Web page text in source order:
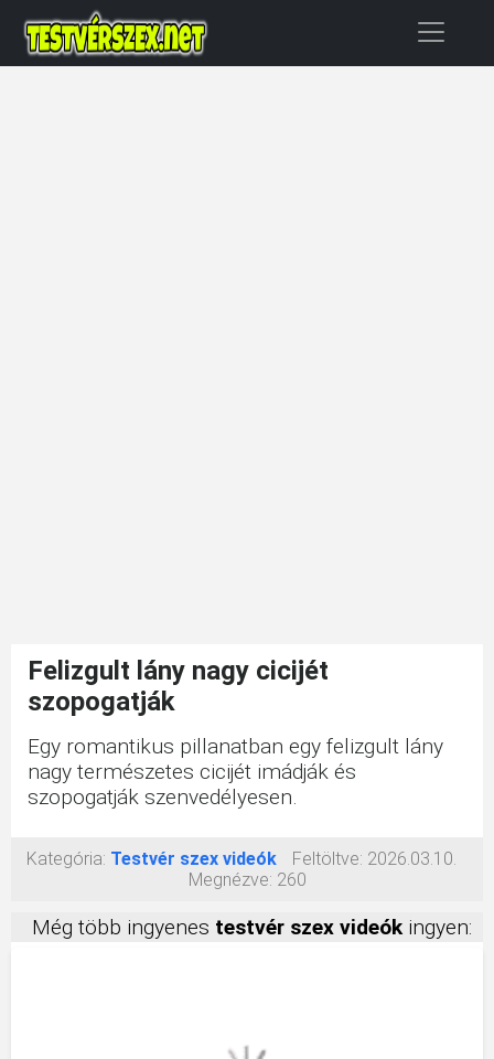
Felizgult lány nagy cicijét
szopogatják
Egy romantikus pillanatban egy felizgult lány
nagy természetes cicijét imádják és
szopogatják szenvedélyesen.
Kategória: Testvér szex videók Feltöltve: 2026.03.10.
Megnézve: 260
Még több ingyenes testvér szex videókingyen: